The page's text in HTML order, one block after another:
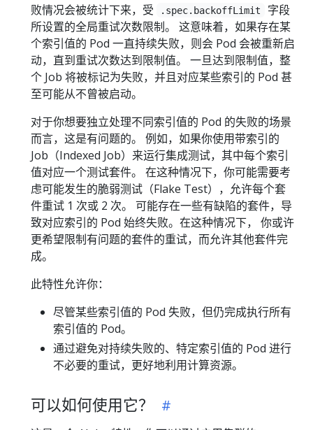
败情况会被统计下来，受
.spec.backoffLimit
字段
所设置的全局重试次数限制。 这意味着，如果存在某
个索引值的 Pod 一直持续失败，则会 Pod 会被重新启
动，直到重试次数达到限制值。 一旦达到限制值，整
个 Job 将被标记为失败，并且对应某些索引的 Pod 甚
至可能从不曾被启动。
对于你想要独立处理不同索引值的 Pod 的失败的场景
而言，这是有问题的。 例如，如果你使用带索引的
Job（Indexed Job）来运行集成测试，其中每个索引
值对应一个测试套件。 在这种情况下，你可能需要考
虑可能发生的脆弱测试（Flake Test），允许每个套
件重试 1 次或 2 次。 可能存在一些有缺陷的套件，导
致对应索引的 Pod 始终失败。在这种情况下， 你或许
更希望限制有问题的套件的重试，而允许其他套件完
成。
此特性允许你：
尽管某些索引值的 Pod 失败，但仍完成执行所有
索引值的 Pod。
通过避免对持续失败的、特定索引值的 Pod 进行
不必要的重试，更好地利用计算资源。
可以如何使用它？